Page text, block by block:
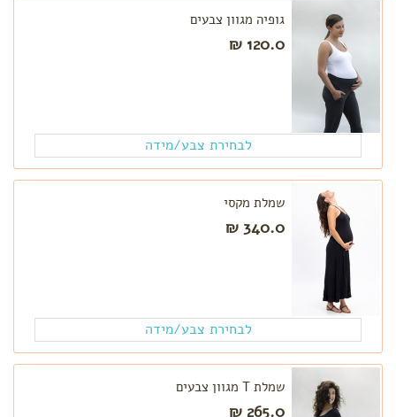
סימני
מתיחה
ורידים
בולטים
ורגליים
נפוחות
קידום
לידה
פרינאום
גופיה מגוון צבעים
120.0 ₪
לבחירת צבע/מידה
שמלת מקסי
340.0 ₪
לבחירת צבע/מידה
שמלת T מגוון צבעים
265.0 ₪